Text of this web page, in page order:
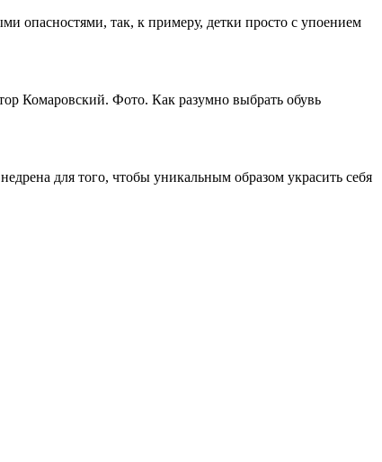
опасностями, так, к примеру, детки просто с упоением
Комаровский. Фото. Как разумно выбрать обувь
для того, чтобы уникальным образом украсить себя